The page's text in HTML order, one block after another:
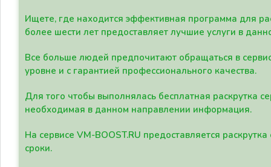
Ищете, где находится эффективная программа для
более шести лет предоставляет лучшие услуги в
Все больше людей предпочитают обращаться в
уровне и с гарантией профессионального качества.
Для того чтобы выполнялась бесплатная раскрутка
необходимая в данном направлении информация.
На сервисе VM-BOOST.RU предоставляется
сроки.